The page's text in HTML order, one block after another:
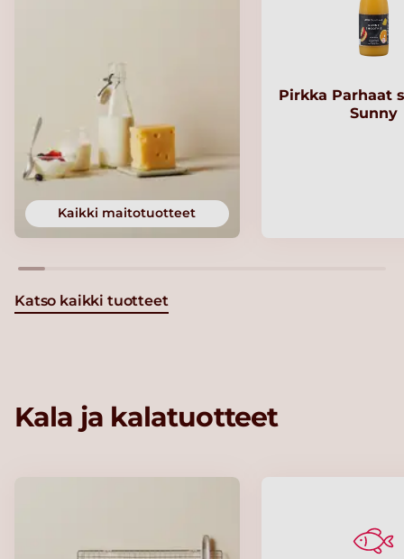
Kaikki maitotuotteet
Pirkka Parhaat
Sunny
Katso kaikki tuotteet
Kala ja kalatuotteet